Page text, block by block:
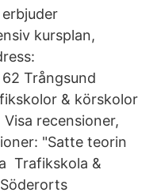
kursplan,
Trångsund
& körskolor
recensioner,
"Satte teorin
Trafikskola &